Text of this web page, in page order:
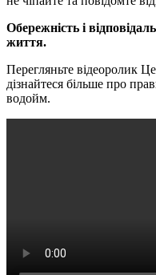
Обережність і
життя.
Перегляньте відеоролик
дізнайтеся більше про
водойм.